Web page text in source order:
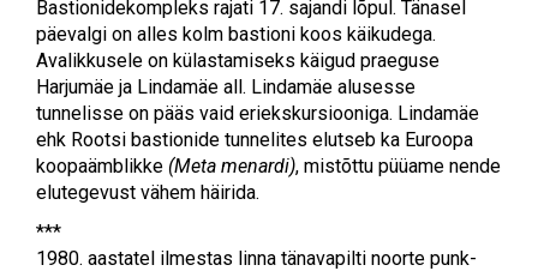
Bastionidekompleks rajati 17. sajandi lõpul. Tänasel
päevalgi on alles kolm bastioni koos käikudega.
Avalikkusele on külastamiseks käigud praeguse
Harjumäe ja Lindamäe all. Lindamäe alusesse
tunnelisse on pääs vaid eriekskursiooniga. Lindamäe
ehk Rootsi bastionide tunnelites elutseb ka Euroopa
koopaämblikke (Meta menardi), mistõttu püüame nende
elutegevust vähem häirida.
***
1980. aastatel ilmestas linna tänavapilti noorte punk-